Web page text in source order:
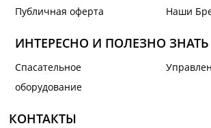
Публичная оферта
Наши
ИНТЕРЕСНО И ПОЛЕЗНО ЗНАТЬ
Спасательное
оборудование
КОНТАКТЫ